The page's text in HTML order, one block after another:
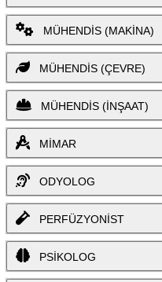
MÜHENDİS (MAKİNA)
MÜHENDİS (ÇEVRE)
MÜHENDİS (İNŞAAT)
MİMAR
ODYOLOG
PERFÜZYONİST
PSİKOLOG